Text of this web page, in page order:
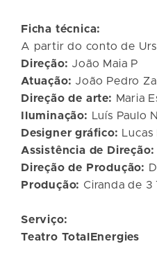
Ficha técnica:
A partir do conto de
Direção: João Maia P
Atuação: João Pedro
Direção de arte: Maria
Iluminação:
Luís Paulo
Designer gráfico: Lucas
Assistência de Direção:
Direção de Produção:
Produção: Ciranda de 3
Serviço:
Teatro TotalEnergies